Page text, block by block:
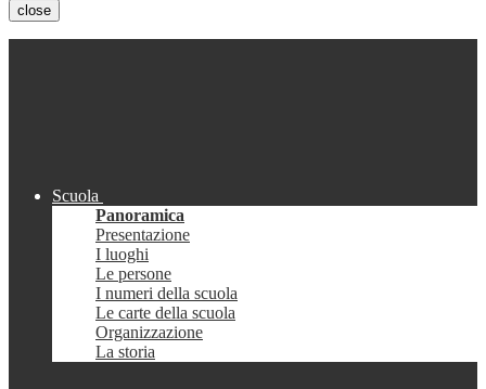
close
Scuola
Panoramica
Presentazione
I luoghi
Le persone
I numeri della scuola
Le carte della scuola
Organizzazione
La storia